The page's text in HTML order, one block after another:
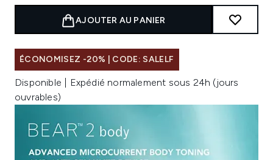
AJOUTER AU PANIER
ÉCONOMISEZ -20% | CODE: SALELF
Disponible | Expédié normalement sous 24h (jours
ouvrables)